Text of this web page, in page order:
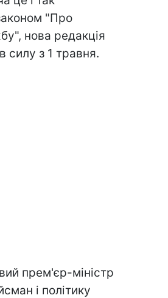
"Про
нова редакція
силу з 1 травня.
прем'єр-міністр
і політику